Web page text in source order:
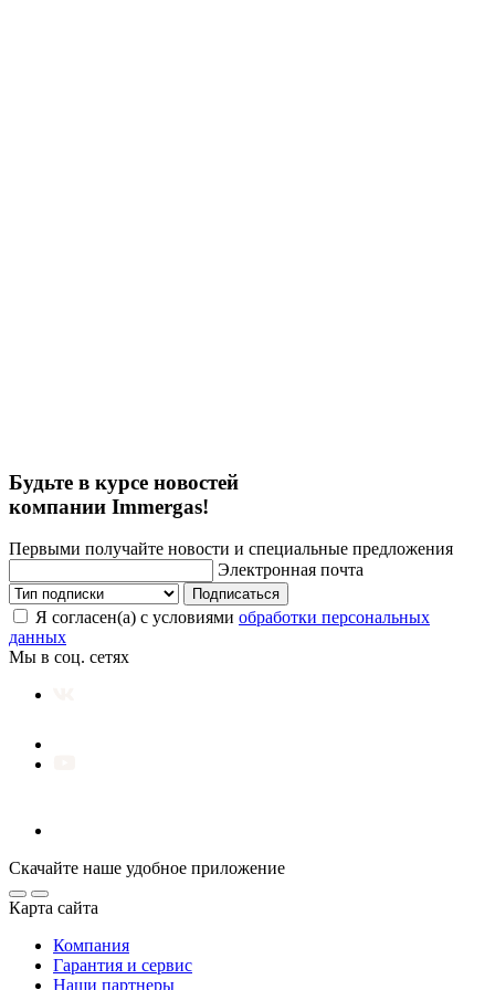
Будьте в курсе новостей
компании Immergas!
Первыми получайте новости и специальные предложения
Электронная почта
Подписаться
Я согласен(а) с условиями обработки персональных
данных
Мы в соц. сетях
Скачайте наше удобное приложение
Карта сайта
Компания
Гарантия и сервис
Наши партнеры